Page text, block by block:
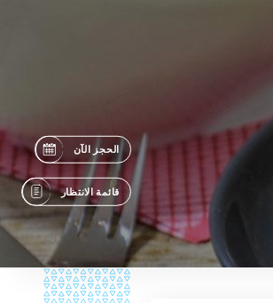
الحجز الآن
قائمة الانتظار